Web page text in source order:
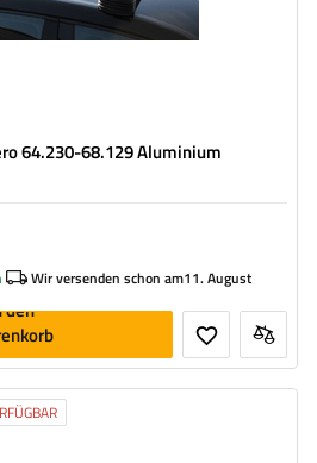
64.230-68.129 Aluminium
Wir versenden schon am11. August
den